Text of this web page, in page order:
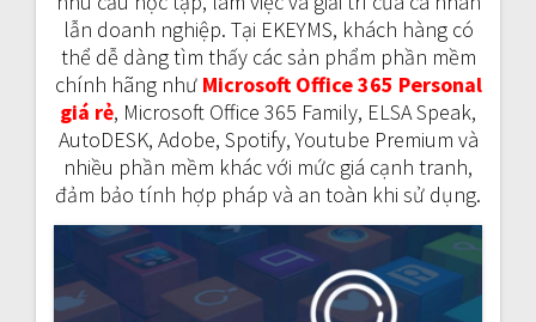
lẫn doanh nghiệp. Tại EKEYMS, khách hàng có
thể dễ dàng tìm thấy các sản phẩm phần mềm
chính hãng như Microsoft Office 365 Personal
giá rẻ, Microsoft Office 365 Family, ELSA Speak,
AutoDESK, Adobe, Spotify, Youtube Premium và
nhiều phần mềm khác với mức giá cạnh tranh,
đảm bảo tính hợp pháp và an toàn khi sử dụng.